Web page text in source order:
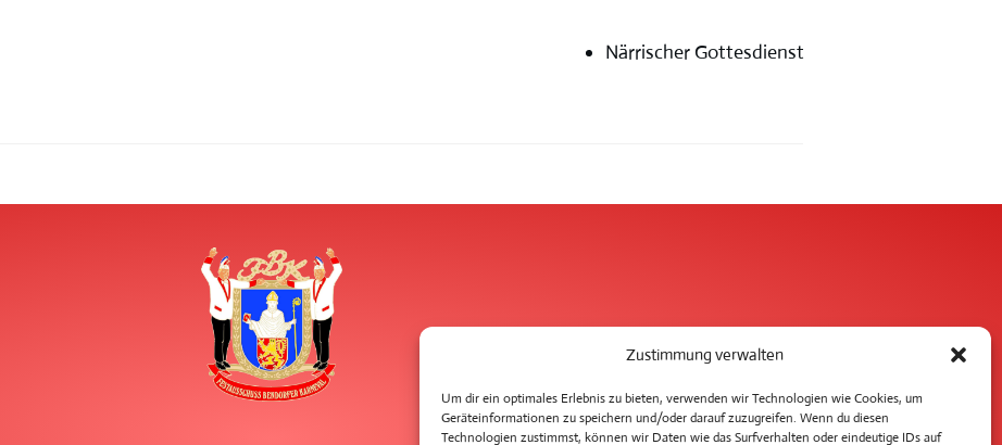
Zustimmung verwalten
Um dir ein optimales Erlebnis zu bieten, verwenden wir Technologien wie Cookies, um
Geräteinformationen zu speichern und/oder darauf zuzugreifen. Wenn du diesen
Technologien zustimmst, können wir Daten wie das Surfverhalten oder eindeutige IDs auf
Närrischer Gottesdienst